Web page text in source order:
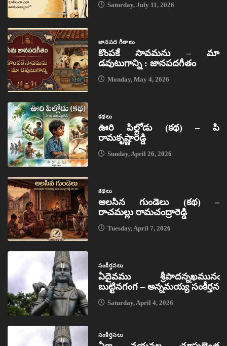
Saturday, July 11, 2026
జానపద గీతాలు
కొంపకే సావమను – మా
డవుటుగాన్ని : జానపదగీతం
Monday, May 4, 2026
కథలు
ఊరి పిల్లోడు (కథ) – పి
రామకృష్ణారెడ్డి
Sunday, April 26, 2026
కథలు
అలసిన గుండెలు (కథ) –
రాచమల్లు రామచంద్రారెడ్డి
Tuesday, April 7, 2026
సంకీర్తనలు
ఏదైవము శ్రీపాదన్నఖమునఁ
బుట్టినగంగ – అన్నమయ్య సంకీర్తన
Saturday, April 4, 2026
సంకీర్తనలు